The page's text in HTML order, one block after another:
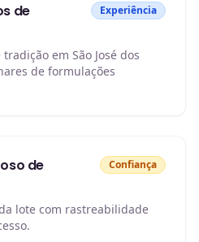
de
Experiência
em São José dos
de formulações
de
Confiança
lote com rastreabilidade